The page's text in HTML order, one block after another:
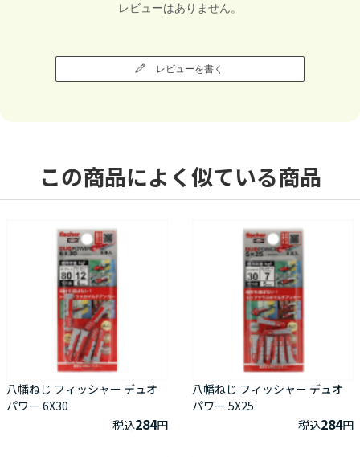
レビューはありません。
レビューを書く
この商品によく似ている商品
八幡ねじ フィッシャー デュオ
パワー 6X30
税込284円
八幡ねじ フィッシャー デュオ
パワー 5X25
税込284円